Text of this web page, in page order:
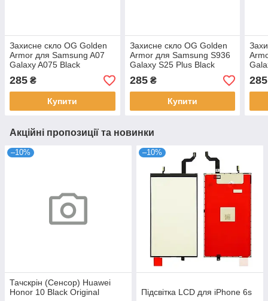
Захисне скло OG Golden
Armor для Samsung A07
Galaxy A075 Black
285 ₴
Купити
Захисне скло OG Golden
Armor для Samsung S936
Galaxy S25 Plus Black
285₴
Купити
285
Акційні пропозиції та новинки
–10%
Тачскрін (Сенсор) Huawei
Honor 10 Black Original
–10%
Підсвітка LCD для iPhone 6s